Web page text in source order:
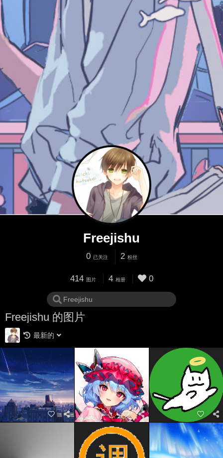
Freejishu
0 已关注 2 粉丝
414 图片 4 相册 0
Freejishu 的图片
最新的